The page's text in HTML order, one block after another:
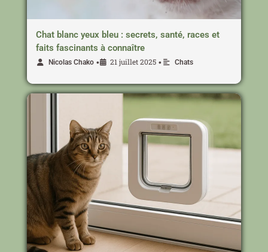
Chat blanc yeux bleu : secrets, santé, races et
faits fascinants à connaître
Nicolas Chako • 21 juillet 2025 • Chats